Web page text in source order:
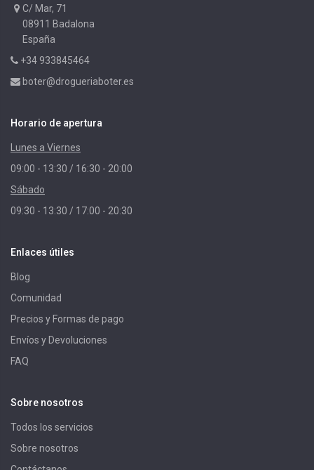
C/ Mar, 71
08911 Badalona
España
+34 933845464
boter@drogueriaboter.es
Horario de apertura
Lunes a Viernes
09:00 - 13:30 / 16:30 - 20:00
Sábado
09:30 - 13:30 / 17:00 - 20:30
Enlaces útiles
Blog
Comunidad
Precios y Formas de pago
Envíos y Devoluciones
FAQ
Sobre nosotros
Todos los servicios
Sobre nosotros